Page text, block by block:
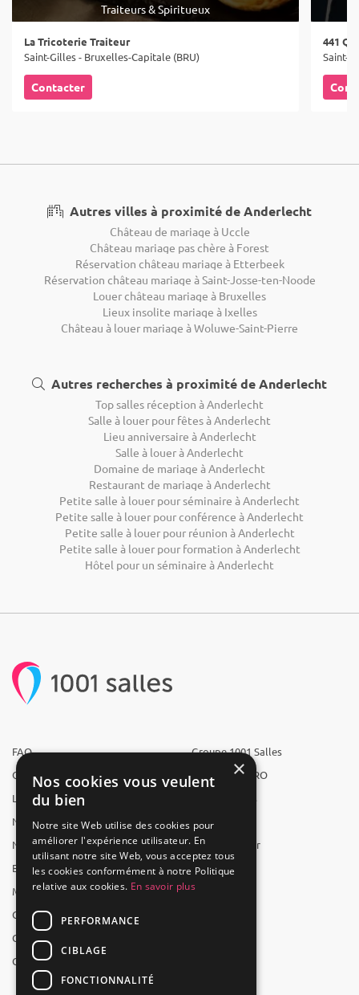
Traiteurs & Spiritueux
La Tricoterie Traiteur
Saint-Gilles - Bruxelles-Capitale (BRU)
Contacter
441
Saint-
Autres villes à proximité de Anderlecht
Château de mariage à Uccle
Château mariage pas chère à Forest
Réservation château mariage à Etterbeek
Réservation château mariage à Saint-Josse-ten-Noode
Louer château mariage à Bruxelles
Lieux insolite mariage à Ixelles
Château à louer mariage à Woluwe-Saint-Pierre
Autres recherches à proximité de Anderlecht
Top salles réception à Anderlecht
Salle à louer pour fêtes à Anderlecht
Lieu anniversaire à Anderlecht
Salle à louer à Anderlecht
Domaine de mariage à Anderlecht
Restaurant de mariage à Anderlecht
Petite salle à louer pour séminaire à Anderlecht
Petite salle à louer pour conférence à Anderlecht
Petite salle à louer pour réunion à Anderlecht
Petite salle à louer pour formation à Anderlecht
Hôtel pour un séminaire à Anderlecht
FAQ
Qui sommes-nous ?
L'équipe
Nous recrutons
Nos partenaires
Espace presse
Mentions légales
CGV
CGU
Contact
Groupe 1001 Salles
1001 Salles PRO
1001 Traiteurs
1001 Artistes
Reserverunbar
MP2
×
Nos cookies vous veulent
du bien
Notre site Web utilise des cookies pour
améliorer l'expérience utilisateur. En
utilisant notre site Web, vous acceptez tous
les cookies conformément à notre Politique
relative aux cookies. En savoir plus
PERFORMANCE
CIBLAGE
FONCTIONNALITÉ